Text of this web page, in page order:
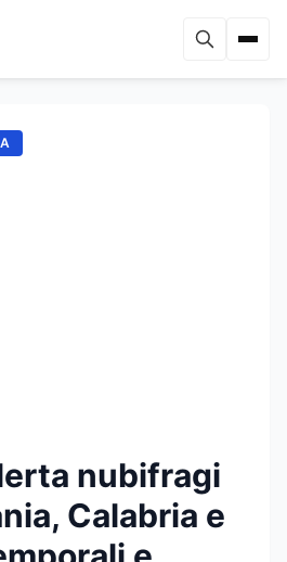
nubifragi
Calabria e